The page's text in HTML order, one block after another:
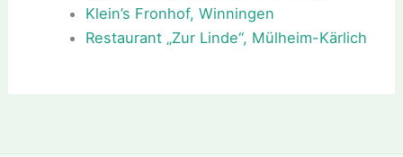
Klein’s Fronhof, Winningen
Restaurant „Zur Linde“, Mülheim-Kärlich